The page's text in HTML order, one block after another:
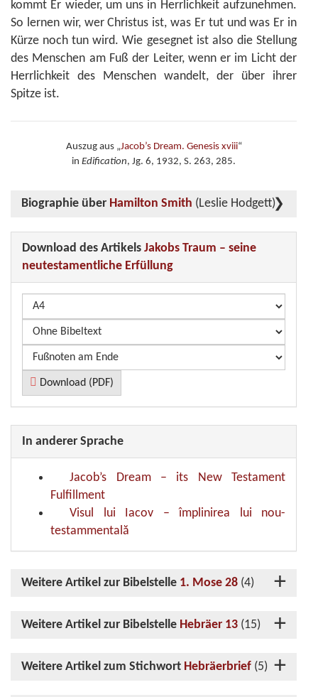
kommt Er wieder, um uns in Herrlichkeit aufzunehmen.
So lernen wir, wer Christus ist, was Er tut und was Er in
Kürze noch tun wird. Wie gesegnet ist also die Stellung
des Menschen am Fuß der Leiter, wenn er im Licht der
Herrlichkeit des Menschen wandelt, der über ihrer
Spitze ist.
Auszug aus „Jacob’s Dream. Genesis xviii“
in Edification, Jg. 6, 1932, S. 263, 285.
Biographie über Hamilton Smith (Leslie Hodgett)
Download des Artikels Jakobs Traum – seine
neutestamentliche Erfüllung
Download (PDF)
In anderer Sprache
Jacob’s Dream – its New Testament
Fulfillment
Visul lui Iacov – împlinirea lui nou-
testammentală
Weitere Artikel zur Bibelstelle 1. Mose 28 (4)
Weitere Artikel zur Bibelstelle Hebräer 13 (15)
Weitere Artikel zum Stichwort Hebräerbrief (5)